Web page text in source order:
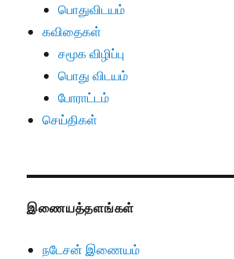
பொதுவிடயம்
கவிதைகள்
சமூக விழிப்பு
பொது விடயம்
போராட்டம்
செய்திகள்
இணையத்தளங்கள்
நடேசன் இணையம்